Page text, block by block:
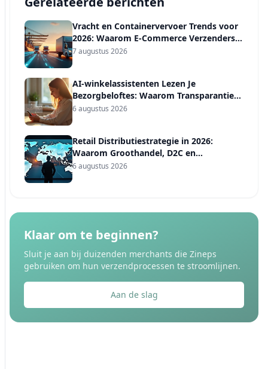
Vracht en Containervervoer Trends voor
2026: Waarom E-Commerce Verzenders
een Vervoerdersdiversificatieplan Nodig
7 augustus 2026
AI-winkelassistenten Lezen Je
Bezorgbeloftes: Waarom Transparantie
het Nieuwe Vertrouwenssignaal Is in
6 augustus 2026
Retail Distributiestrategie in 2026:
Waarom Groothandel, D2C en
Marktplaatsen Vier Verschillende
6 augustus 2026
Klaar om te beginnen?
Sluit je aan bij duizenden merchants die Zineps
gebruiken om hun verzendprocessen te stroomlijnen.
Aan de slag